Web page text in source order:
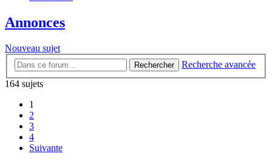
Annonces
Nouveau sujet
Rechercher
Recherche avancée
164 sujets
1
2
3
4
Suivante